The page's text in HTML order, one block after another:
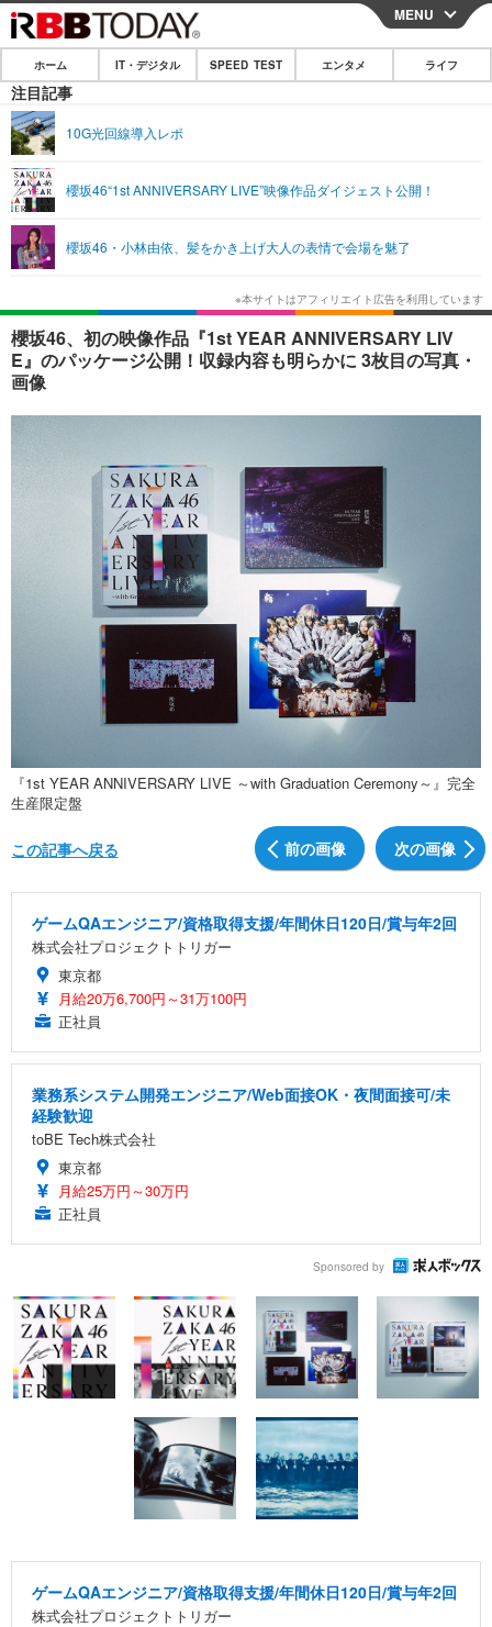
CLOSE
ホーム
IT・デジタル
ショッピング その他
SPEED TEST
エンタメ
エンタメTOP 映画・ドラマ
韓国・芸能
音楽 スポーツ
ライフ
ライフTOP グルメ
ペット ショッピング
リリース一覧
プッシュ通知の停止方法
MENU
ホーム IT・デジタル SPEED TEST エンタメ ライフ
注目記事
10G光回線導入レポ
櫻坂46“1st ANNIVERSARY LIVE”映像作品ダイジェスト公開！
櫻坂46・小林由依、髪をかき上げ大人の表情で会場を魅了
櫻坂46、初の映像作品『1st YEAR ANNIVERSARY LIV
E』のパッケージ公開！収録内容も明らかに 3枚目の写真・
画像
『1st YEAR ANNIVERSARY LIVE ～with Graduation Ceremony～』完全
生産限定盤
前の画像 次の画像
この記事へ戻る
ゲームQAエンジニア/資格取得支援/年間休日120日/賞与年2回
株式会社プロジェクトトリガー
東京都
月給20万6,700円～31万100円
正社員
業務系システム開発エンジニア/Web面接OK・夜間面接可/未
経験歓迎
toBE Tech株式会社
東京都
月給25万円～30万円
正社員
Sponsored by
ゲームQAエンジニア/資格取得支援/年間休日120日/賞与年2回
株式会社プロジェクトトリガー